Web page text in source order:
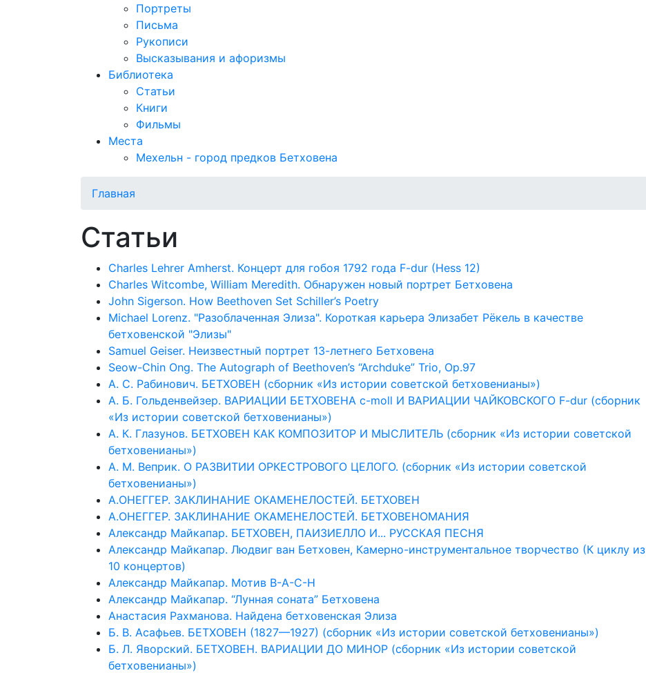
Портреты
Письма
Рукописи
Высказывания и афоризмы
Библиотека
Статьи
Книги
Фильмы
Места
Мехельн - город предков Бетховена
Главная
Статьи
Charles Lehrer Amherst. Концерт для гобоя 1792 года F-dur (Hess 12)
Charles Witcombe, William Meredith. Обнаружен новый портрет Бетховена
John Sigerson. How Beethoven Set Schiller’s Poetry
Michael Lorenz. "Разоблаченная Элиза". Короткая карьера Элизабет Рёкель в качестве
бетховенской "Элизы"
Samuel Geiser. Неизвестный портрет 13-летнего Бетховена
Seow-Chin Ong. The Autograph of Beethoven’s “Archduke” Trio, Op.97
А. С. Рабинович. БЕТХОВЕН (сборник «Из истории советской бетховенианы»)
А. Б. Гольденвейзер. ВАРИАЦИИ БЕТХОВЕНА c-moll И ВАРИАЦИИ ЧАЙКОВСКОГО F-dur (сборник
«Из истории советской бетховенианы»)
А. К. Глазунов. БЕТХОВЕН КАК КОМПОЗИТОР И МЫСЛИТЕЛЬ (сборник «Из истории советской
бетховенианы»)
А. М. Веприк. О РАЗВИТИИ ОРКЕСТРОВОГО ЦЕЛОГО. (сборник «Из истории советской
бетховенианы»)
А.ОНЕГГЕР. ЗАКЛИНАНИЕ ОКАМЕНЕЛОСТЕЙ. БЕТХОВЕН
А.ОНЕГГЕР. ЗАКЛИНАНИЕ ОКАМЕНЕЛОСТЕЙ. БЕТХОВЕНОМАНИЯ
Александр Майкапар. БЕТХОВЕН, ПАИЗИЕЛЛО И... РУССКАЯ ПЕСНЯ
Александр Майкапар. Людвиг ван Бетховен, Камерно-инструментальное творчество (К циклу из
10 концертов)
Александр Майкапар. Мотив B-A-C-H
Александр Майкапар. “Лунная соната” Бетховена
Анастасия Рахманова. Найдена бетховенская Элиза
Б. В. Асафьев. БЕТХОВЕН (1827—1927) (сборник «Из истории советской бетховенианы»)
Б. Л. Яворский. БЕТХОВЕН. ВАРИАЦИИ ДО МИНОР (сборник «Из истории советской
бетховенианы»)